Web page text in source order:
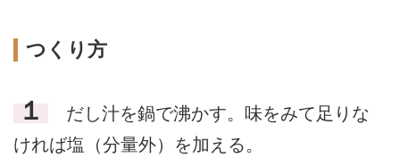
つくり方
１
だし汁を鍋で沸かす。味をみて足りな
ければ塩（分量外）を加える。